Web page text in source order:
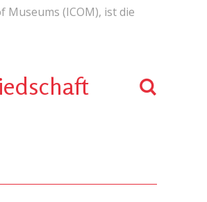
(ICOM), ist die